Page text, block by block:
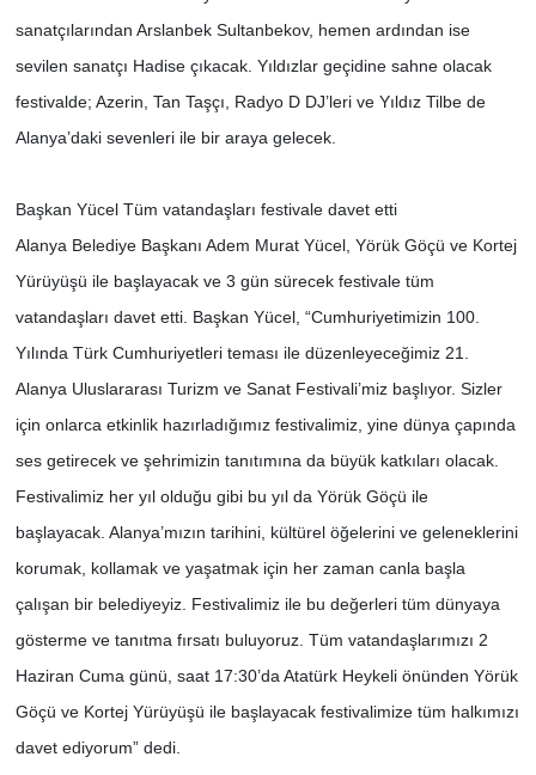
sanatçılarından Arslanbek Sultanbekov, hemen ardından ise
sevilen sanatçı Hadise çıkacak. Yıldızlar geçidine sahne olacak
festivalde; Azerin, Tan Taşçı, Radyo D DJ’leri ve Yıldız Tilbe de
Alanya’daki sevenleri ile bir araya gelecek.
Başkan Yücel Tüm vatandaşları festivale davet etti
Alanya Belediye Başkanı Adem Murat Yücel, Yörük Göçü ve Kortej
Yürüyüşü ile başlayacak ve 3 gün sürecek festivale tüm
vatandaşları davet etti. Başkan Yücel, “Cumhuriyetimizin 100.
Yılında Türk Cumhuriyetleri teması ile düzenleyeceğimiz 21.
Alanya Uluslararası Turizm ve Sanat Festivali’miz başlıyor. Sizler
için onlarca etkinlik hazırladığımız festivalimiz, yine dünya çapında
ses getirecek ve şehrimizin tanıtımına da büyük katkıları olacak.
Festivalimiz her yıl olduğu gibi bu yıl da Yörük Göçü ile
başlayacak. Alanya’mızın tarihini, kültürel öğelerini ve geleneklerini
korumak, kollamak ve yaşatmak için her zaman canla başla
çalışan bir belediyeyiz. Festivalimiz ile bu değerleri tüm dünyaya
gösterme ve tanıtma fırsatı buluyoruz. Tüm vatandaşlarımızı 2
Haziran Cuma günü, saat 17:30’da Atatürk Heykeli önünden Yörük
Göçü ve Kortej Yürüyüşü ile başlayacak festivalimize tüm halkımızı
davet ediyorum” dedi.